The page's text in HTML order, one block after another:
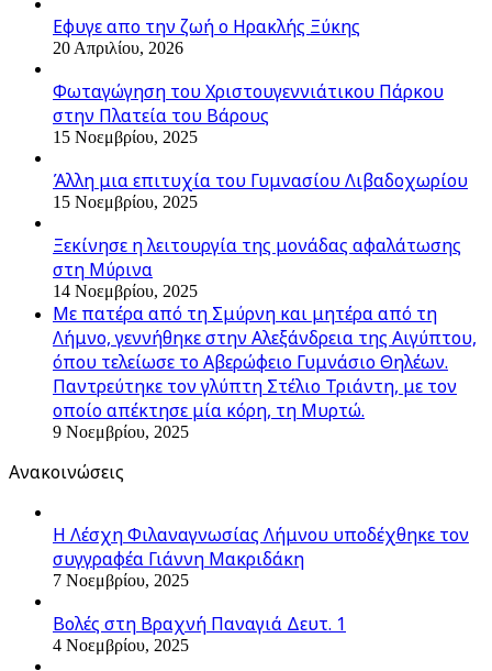
Εφυγε απο την ζωή o Ηρακλής Ξύκης
20 Απριλίου, 2026
Φωταγώγηση του Χριστουγεννιάτικου Πάρκου
στην Πλατεία του Βάρους
15 Νοεμβρίου, 2025
Άλλη μια επιτυχία του Γυμνασίου Λιβαδοχωρίου
15 Νοεμβρίου, 2025
Ξεκίνησε η λειτουργία της μονάδας αφαλάτωσης
στη Μύρινα
14 Νοεμβρίου, 2025
Με πατέρα από τη Σμύρνη και μητέρα από τη
Λήμνο, γεννήθηκε στην Αλεξάνδρεια της Αιγύπτου,
όπου τελείωσε το Αβερώφειο Γυμνάσιο Θηλέων.
Παντρεύτηκε τον γλύπτη Στέλιο Τριάντη, με τον
οποίο απέκτησε μία κόρη, τη Μυρτώ.
9 Νοεμβρίου, 2025
Ανακοινώσεις
Η Λέσχη Φιλαναγνωσίας Λήμνου υποδέχθηκε τον
συγγραφέα Γιάννη Μακριδάκη
7 Νοεμβρίου, 2025
Βολές στη Βραχνή Παναγιά Δευτ. 1
4 Νοεμβρίου, 2025